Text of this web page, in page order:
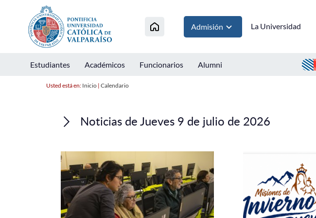
Admisión La Universidad
Estudiantes Académicos Funcionarios Alumni
Usted está en: Inicio| Calendario
Noticias de Jueves 9 de julio de 2026